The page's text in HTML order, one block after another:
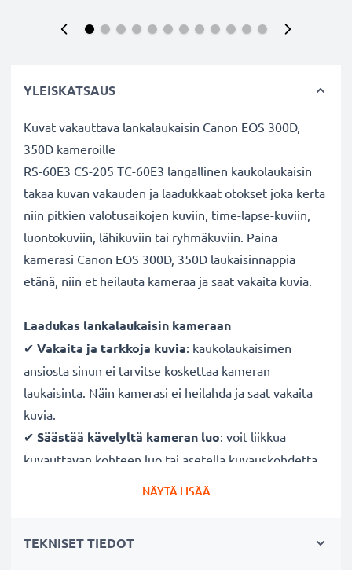
YLEISKATSAUS
Kuvat vakauttava lankalaukaisin Canon EOS 300D,
350D kameroille
RS-60E3 CS-205 TC-60E3 langallinen kaukolaukaisin
takaa kuvan vakauden ja laadukkaat otokset joka kerta
niin pitkien valotusaikojen kuviin, time-lapse-kuviin,
luontokuviin, lähikuviin tai ryhmäkuviin. Paina
kamerasi Canon EOS 300D, 350D laukaisinnappia
etänä, niin et heilauta kameraa ja saat vakaita kuvia.
Laadukas lankalaukaisin kameraan
✔ Vakaita ja tarkkoja kuvia: kaukolaukaisimen
ansiosta sinun ei tarvitse koskettaa kameran
laukaisinta. Näin kamerasi ei heilahda ja saat vakaita
kuvia.
✔ Säästää kävelyltä kameran luo: voit liikkua
kuvauttavan kohteen luo tai asetella kuvauskohdetta
✔Laukaise kamera huomaamattomasti
NÄYTÄ LISÄÄ
TEKNISET TIEDOT